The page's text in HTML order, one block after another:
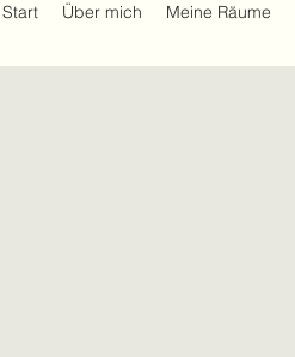
Start Über mich Meine Räume